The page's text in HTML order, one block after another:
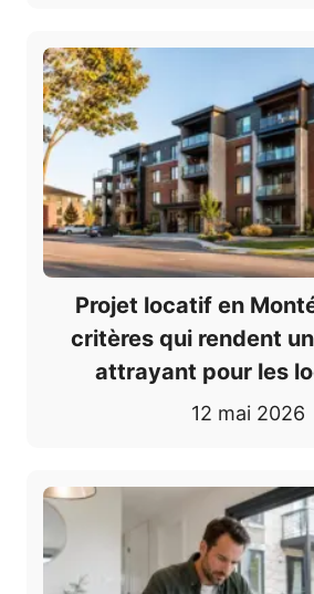
Projet locatif en
critères qui rendent
attrayant pour les
12 mai 2026